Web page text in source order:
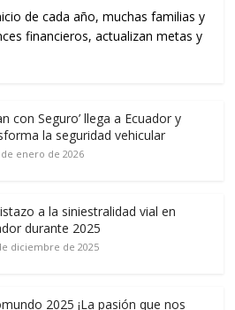
de cada año, muchas familias y
financieros, actualizan metas y
con Seguro’ llega a Ecuador y
la seguridad vehicular
de enero de 2026
a la siniestralidad vial en
durante 2025
diciembre de 2025
2025 ¡La pasión que nos